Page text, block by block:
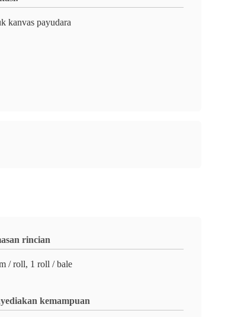
kanvas payudara
rincian
/ roll, 1 roll / bale
kemampuan